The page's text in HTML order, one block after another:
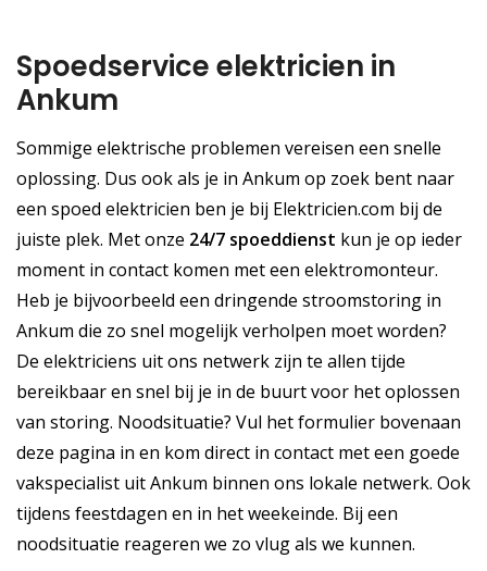
Spoedservice elektricien in
Ankum
Sommige elektrische problemen vereisen een snelle
oplossing. Dus ook als je in Ankum op zoek bent naar
een spoed elektricien ben je bij Elektricien.com bij de
juiste plek. Met onze 24/7 spoeddienst kun je op ieder
moment in contact komen met een elektromonteur.
Heb je bijvoorbeeld een dringende stroomstoring in
Ankum die zo snel mogelijk verholpen moet worden?
De elektriciens uit ons netwerk zijn te allen tijde
bereikbaar en snel bij je in de buurt voor het oplossen
van storing. Noodsituatie? Vul het formulier bovenaan
deze pagina in en kom direct in contact met een goede
vakspecialist uit Ankum binnen ons lokale netwerk. Ook
tijdens feestdagen en in het weekeinde. Bij een
noodsituatie reageren we zo vlug als we kunnen.